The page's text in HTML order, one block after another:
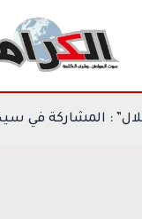
المحتوى
الهلال” :